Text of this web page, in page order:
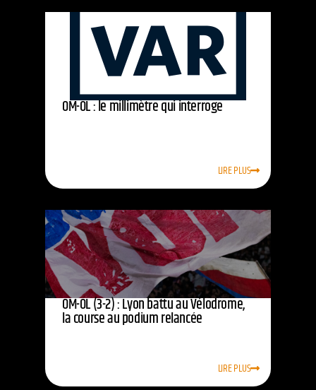
OM-OL : le millimètre qui interroge
LIRE PLUS
OM-OL (3-2) : Lyon battu au Vélodrome,
la course au podium relancée
LIRE PLUS